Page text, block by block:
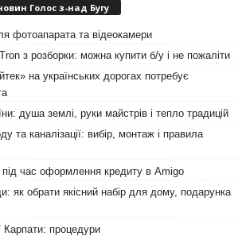
Голос з-над Бугу
фотоапарата та відеокамери
з розборки: можна купити б/у і не пожаліти
на українських дорогах потребує
душа землі, руки майстрів і тепло традицій
та каналізації: вибір, монтаж і правила
час оформлення кредиту в Amigo
як обрати якісний набір для дому, подарунка
Карпати: процедури